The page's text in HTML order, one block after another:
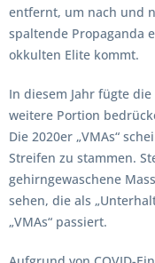
entfernt, um nach und
spaltende Propaganda
okkulten Elite kommt.
In diesem Jahr fügte
weitere Portion
Die 2020er „VMAs“
Streifen zu stammen.
gehirngewaschene
sehen, die als
„VMAs“ passiert.